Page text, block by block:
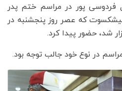
فردوسی پور در مراسم ختم پدر
که عصر روز پنجشنبه در
شد، حضور پیدا کرد.
در نوع خود جالب توجه بود.